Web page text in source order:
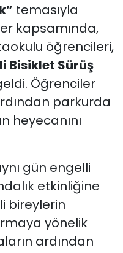
temasıyla
kapsamında,
öğrencileri,
Bisiklet Sürüş
Öğrenciler
parkurda
heyecanını
gün engelli
etkinliğine
bireylerin
yönelik
ardından